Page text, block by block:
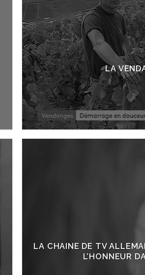
LA
LA CHAINE DE TV
L’HONNEUR